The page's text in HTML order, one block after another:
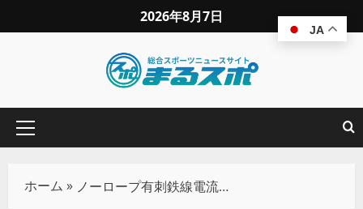
2026年8月7日
ホーム » ノーロープ有刺鉄線電流爆破金網デスマッチ
JA